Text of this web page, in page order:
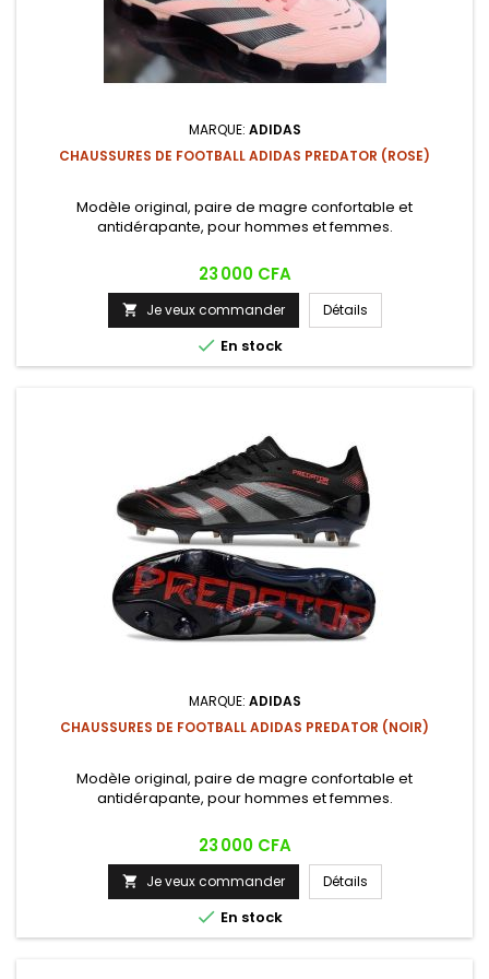
MARQUE: ADIDAS
CHAUSSURES DE FOOTBALL ADIDAS PREDATOR (ROSE)
Modèle original, paire de magre confortable et
antidérapante, pour hommes et femmes.
Prix
23 000 CFA
 Je veux commander Détails
 En stock
MARQUE: ADIDAS
CHAUSSURES DE FOOTBALL ADIDAS PREDATOR (NOIR)
Modèle original, paire de magre confortable et
antidérapante, pour hommes et femmes.
Prix
23 000 CFA
 Je veux commander Détails
 En stock